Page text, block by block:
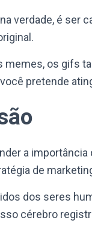
verdade, é ser
memes, os gifs
pretende
a
de
dos seres
cérebro